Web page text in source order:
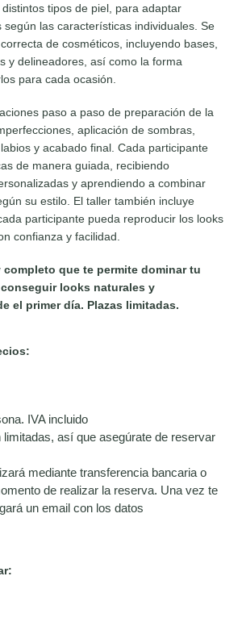
tipos de piel, para adaptar
según las características individuales. Se
de cosméticos, incluyendo bases,
y delineadores, así como la forma
para cada ocasión.
paso a paso de preparación de la
aplicación de sombras,
y acabado final. Cada participante
de manera guiada, recibiendo
y aprendiendo a combinar
su estilo. El taller también incluye
participante pueda reproducir los looks
confianza y facilidad.
que te permite dominar tu
looks naturales y
el primer día. Plazas limitadas.
IVA incluido
limitadas, así que asegúrate de reservar
mediante transferencia bancaria o
de realizar la reserva. Una vez te
un email con los datos